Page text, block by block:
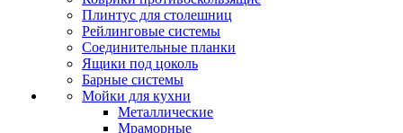
Плинтус для столешниц
Рейлинговые системы
Соединительные планки
Ящики под цоколь
Барные системы
Мойки для кухни
Металлические
Мраморные